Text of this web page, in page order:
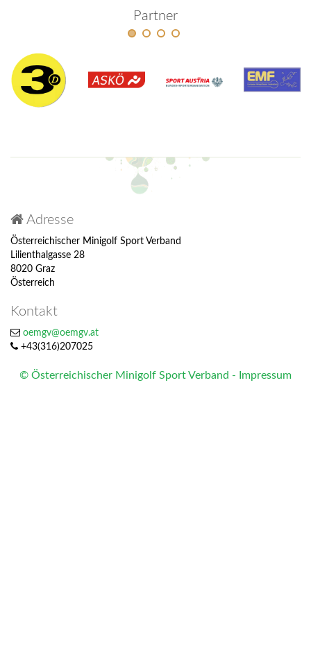
Partner
Adresse
Österreichischer Minigolf Sport Verband
Lilienthalgasse 28
8020 Graz
Österreich
Kontakt
oemgv@oemgv.at
+43(316)207025
© Österreichischer Minigolf Sport Verband - Impressum